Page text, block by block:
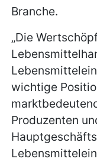
Branche.
„Die
wichtige
Produzenten